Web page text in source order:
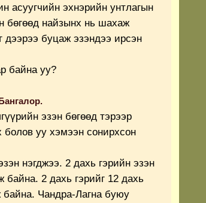
асуугчийн эхнэрийн унтлагын
бөгөөд найзынх нь шахаж
дээрээ буцаж эзэндээ ирсэн
байна уу?
эзэн бөгөөд тэрээр
болов уу хэмээн сонирхсон
нэгджээ. 2 дахь гэрийн эзэн
байна. 2 дахь гэрийг 12 дахь
байна. Чандра-Лагна буюу